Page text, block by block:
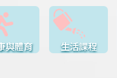
與體育 生活課程